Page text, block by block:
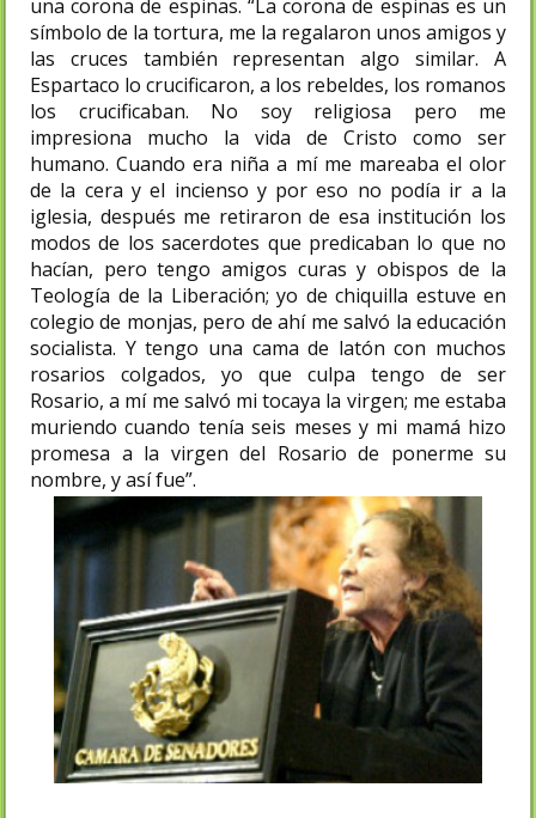
una corona de espinas. “La corona de espinas es un
símbolo de la tortura, me la regalaron unos amigos y
las cruces también representan algo similar. A
Espartaco lo crucificaron, a los rebeldes, los romanos
los crucificaban. No soy religiosa pero me
impresiona mucho la vida de Cristo como ser
humano. Cuando era niña a mí me mareaba el olor
de la cera y el incienso y por eso no podía ir a la
iglesia, después me retiraron de esa institución los
modos de los sacerdotes que predicaban lo que no
hacían, pero tengo amigos curas y obispos de la
Teología de la Liberación; yo de chiquilla estuve en
colegio de monjas, pero de ahí me salvó la educación
socialista. Y tengo una cama de latón con muchos
rosarios colgados, yo que culpa tengo de ser
Rosario, a mí me salvó mi tocaya la virgen; me estaba
muriendo cuando tenía seis meses y mi mamá hizo
promesa a la virgen del Rosario de ponerme su
nombre, y así fue”.